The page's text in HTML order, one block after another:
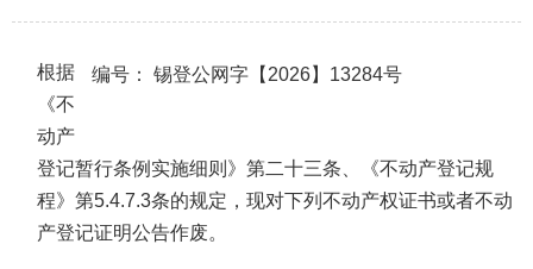
编号： 锡登公网字【2026】13284号
根据
《不
动产
登记暂行条例实施细则》第二十三条、《不动产登记规
程》第5.4.7.3条的规定，现对下列不动产权证书或者不动
产登记证明公告作废。